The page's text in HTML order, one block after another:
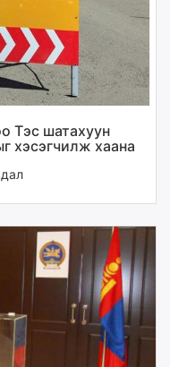
Тэс шатахуун
хэсэгчилж хаана